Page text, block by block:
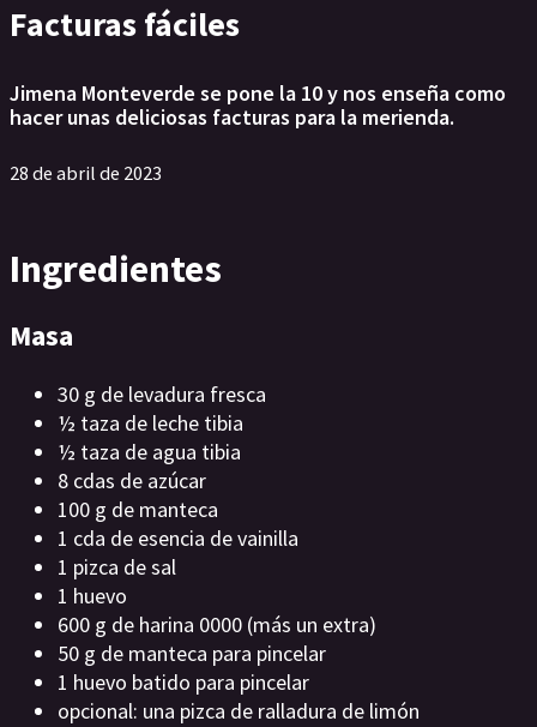
Facturas fáciles
Jimena Monteverde se pone la 10 y nos enseña como
hacer unas deliciosas facturas para la merienda.
28 de abril de 2023
Ingredientes
Masa
30 g de levadura fresca
½ taza de leche tibia
½ taza de agua tibia
8 cdas de azúcar
100 g de manteca
1 cda de esencia de vainilla
1 pizca de sal
1 huevo
600 g de harina 0000 (más un extra)
50 g de manteca para pincelar
1 huevo batido para pincelar
opcional: una pizca de ralladura de limón